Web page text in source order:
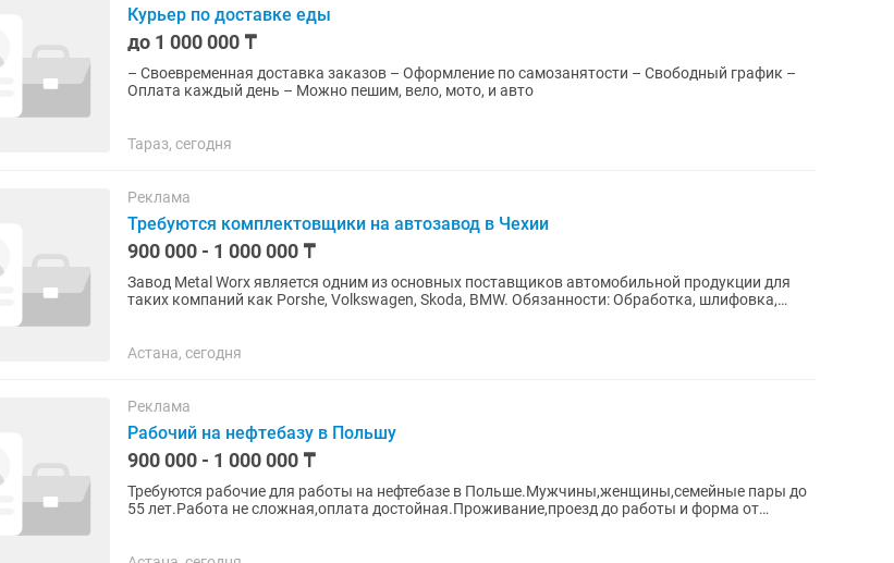
Курьер по доставке еды
до 1 000 000 ₸
– Своевременная доставка заказов – Оформление по самозанятости – Свободный график –
Оплата каждый день – Можно пешим, вело, мото, и авто
Тараз, сегодня
Реклама
Требуются комплектовщики на автозавод в Чехии
900 000 - 1 000 000 ₸
Завод Metal Worx является одним из основных поставщиков автомобильной продукции для
таких компаний как Porshe, Volkswagen, Skoda, BMW. Обязанности: Обработка, шлифовка,
Астана, сегодня
Реклама
Рабочий на нефтебазу в Польшу
900 000 - 1 000 000 ₸
Требуются рабочие для работы на нефтебазе в Польше.Мужчины,женщины,семейные пары до
55 лет.Работа не сложная,оплата достойная.Проживание,проезд до работы и форма от